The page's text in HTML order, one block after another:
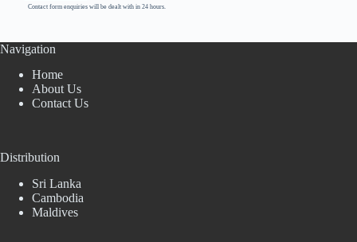
Contact form enquiries will be dealt with in 24 hours.
Navigation
Home
About Us
Contact Us
Distribution
Sri Lanka
Cambodia
Maldives